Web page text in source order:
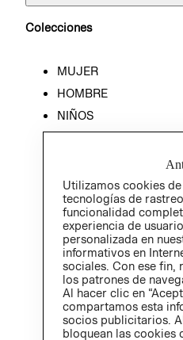
Colecciones
MUJER
HOMBRE
NIÑOS
Utilizamos cookies
tecnologías de
funcionalidad
experiencia de
personalizada en
informativos en
sociales. Con ese fin,
los patrones de
Al hacer clic en
compartamos esta
socios publicitarios.
bloquean las cookies